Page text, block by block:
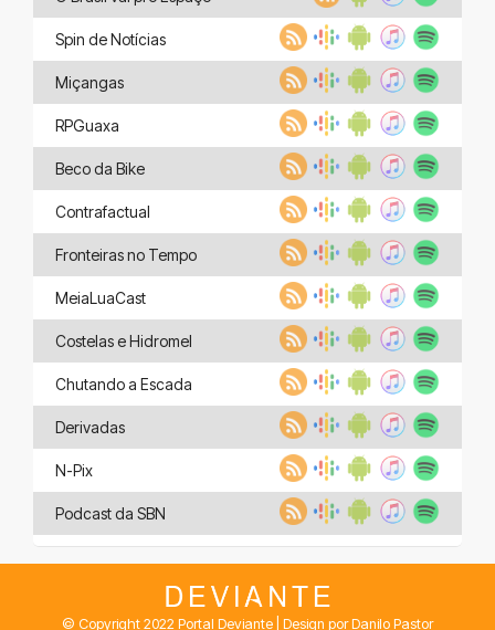
Spin de Notícias
Miçangas
RPGuaxa
Beco da Bike
Contrafactual
Fronteiras no Tempo
MeiaLuaCast
Costelas e Hidromel
Chutando a Escada
Derivadas
N-Pix
Podcast da SBN
© Copyright 2022 Portal Deviante | Design por Danilo Pastor